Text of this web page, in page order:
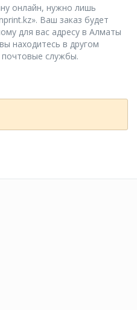
онлайн, нужно лишь
Ваш заказ будет
для вас адресу в Алматы
находитесь в другом
почтовые службы.